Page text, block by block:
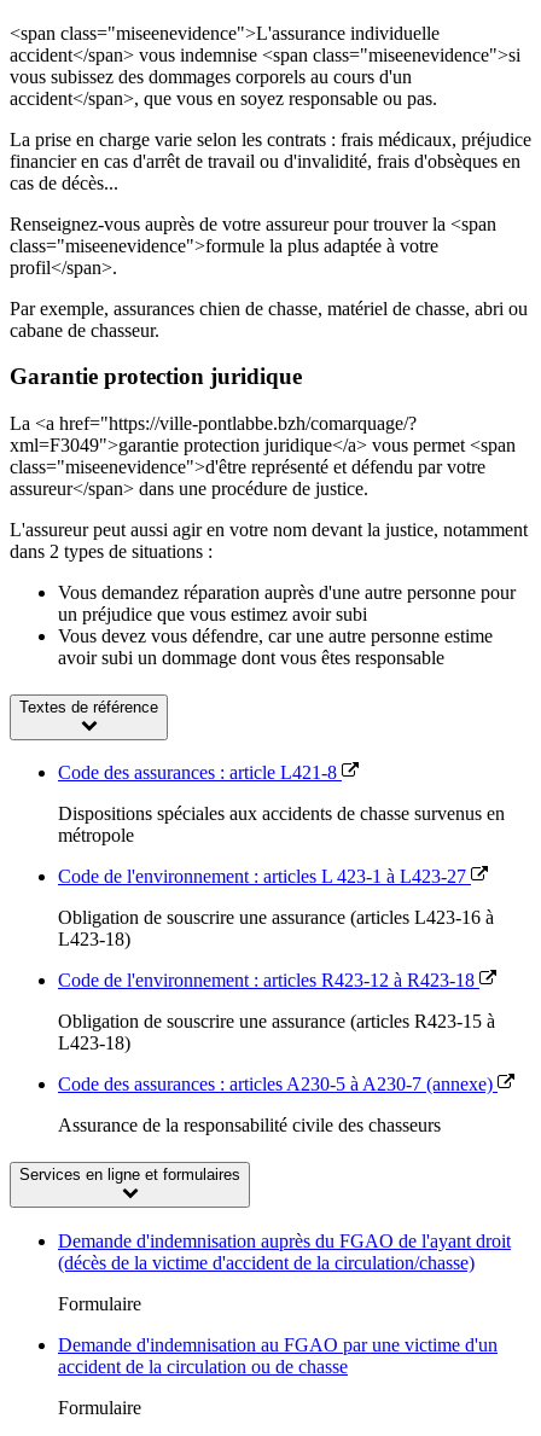
<span class="miseenevidence">L'assurance individuelle
accident</span> vous indemnise <span class="miseenevidence">si
vous subissez des dommages corporels au cours d'un
accident</span>, que vous en soyez responsable ou pas.
La prise en charge varie selon les contrats : frais médicaux, préjudice
financier en cas d'arrêt de travail ou d'invalidité, frais d'obsèques en
cas de décès...
Renseignez-vous auprès de votre assureur pour trouver la <span
class="miseenevidence">formule la plus adaptée à votre
profil</span>.
Par exemple, assurances chien de chasse, matériel de chasse, abri ou
cabane de chasseur.
Garantie protection juridique
La <a href="https://ville-pontlabbe.bzh/comarquage/?
xml=F3049">garantie protection juridique</a> vous permet <span
class="miseenevidence">d'être représenté et défendu par votre
assureur</span> dans une procédure de justice.
L'assureur peut aussi agir en votre nom devant la justice, notamment
dans 2 types de situations :
Vous demandez réparation auprès d'une autre personne pour
un préjudice que vous estimez avoir subi
Vous devez vous défendre, car une autre personne estime
avoir subi un dommage dont vous êtes responsable
Textes de référence
Code des assurances : article L421-8
Dispositions spéciales aux accidents de chasse survenus en
métropole
Code de l'environnement : articles L 423-1 à L423-27
Obligation de souscrire une assurance (articles L423-16 à
L423-18)
Code de l'environnement : articles R423-12 à R423-18
Obligation de souscrire une assurance (articles R423-15 à
L423-18)
Code des assurances : articles A230-5 à A230-7 (annexe)
Assurance de la responsabilité civile des chasseurs
Services en ligne et formulaires
Demande d'indemnisation auprès du FGAO de l'ayant droit
(décès de la victime d'accident de la circulation/chasse)
Formulaire
Demande d'indemnisation au FGAO par une victime d'un
accident de la circulation ou de chasse
Formulaire